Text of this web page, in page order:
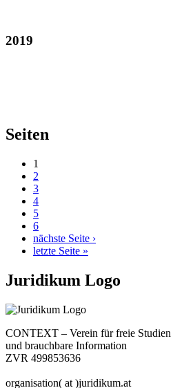
2019
Seiten
1
2
3
4
5
6
nächste Seite ›
letzte Seite »
Juridikum Logo
CONTEXT – Verein für freie Studien
und brauchbare Information
ZVR 499853636
organisation( at )juridikum.at